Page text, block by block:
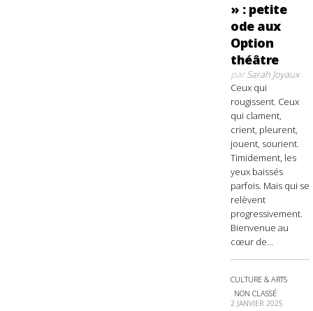
» : petite
ode aux
Option
théâtre
parSarah Joyaux
Ceux qui
rougissent. Ceux
qui clament,
crient, pleurent,
jouent, sourient.
Timidement, les
yeux baissés
parfois. Mais qui se
relèvent
progressivement.
Bienvenue au
cœur de...
CULTURE & ARTS
NON CLASSÉ
2 JANVIER 2025